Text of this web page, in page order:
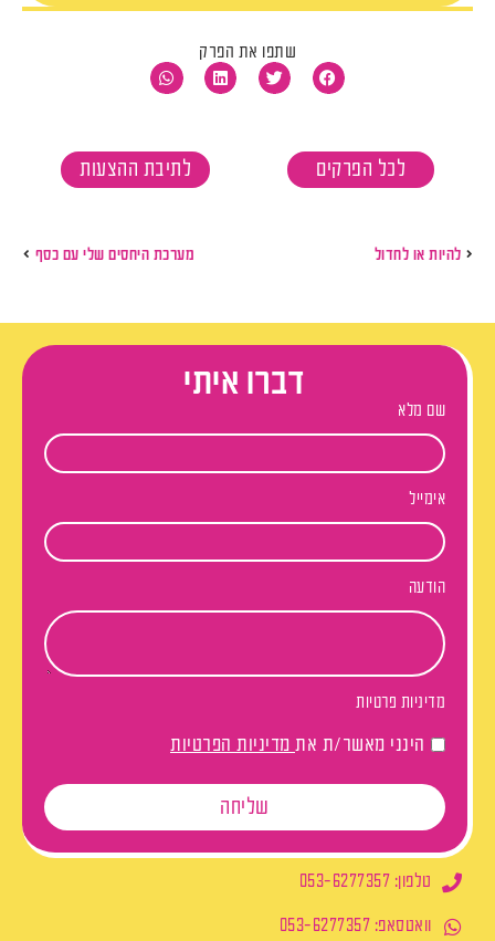
שתפו את הפרק
לכל הפרקים לתיבת ההצעות
להיות או לחדול מערכת היחסים שלי עם כסף
דברו איתי
שם מלא
אימייל
הודעה
מדיניות פרטיות
הינני מאשר/ת את מדיניות הפרטיות
שליחה
טלפון: 053-6277357
וואטסאפ: 053-6277357